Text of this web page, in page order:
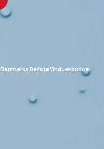
Danmarks Bedste Vinduespudser